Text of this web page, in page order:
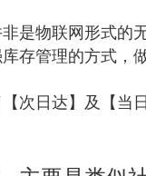
是物联网形式
存管理的方式
次日达】及【